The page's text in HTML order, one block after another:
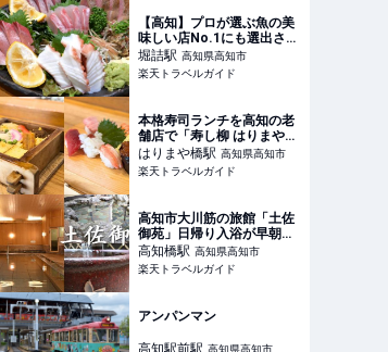
【高知】プロが選ぶ魚の美
味しい店No.1にも選出され
た名店「一釣」 【楽天トラ
ベル】
堀詰駅 高知県高知市
楽天トラベルガイド
本格寿司ランチを高知の老
舗店で「寿し柳 はりまや橋
店」 【楽天トラベル】
はりまや橋駅 高知県高知市
楽天トラベルガイド
高知市大川筋の旅館「土佐
御苑」日帰り入浴が早朝・
深夜も楽しめる 【楽天トラ
ベル】
高知橋駅 高知県高知市
楽天トラベルガイド
アンパンマン
高知県高知市